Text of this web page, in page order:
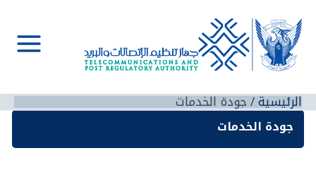
إلى
المحتوى
Main
الرئيسية جودة الخدمات
جودة الخدمات